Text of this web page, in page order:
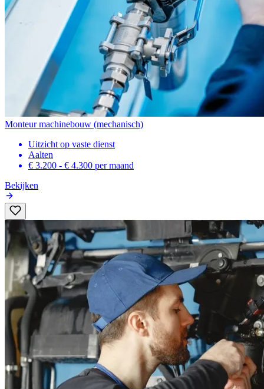
Monteur machinebouw (mechanisch)
Uitzicht op vaste dienst
Aalten
€ 3.200 - € 4.300 per maand
Bekijken